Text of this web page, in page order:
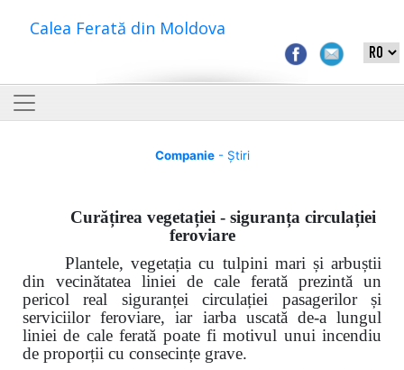
Calea Ferată din Moldova
Companie- Știri
Curățirea vegetației - siguranța circulației
feroviare
Plantele, vegetația cu tulpini mari și arbuștii
din vecinătatea liniei de cale ferată prezintă un
pericol real siguranței circulației pasagerilor și
serviciilor feroviare, iar iarba uscată de-a lungul
liniei de cale ferată poate fi motivul unui incendiu
de proporții cu consecințe grave.